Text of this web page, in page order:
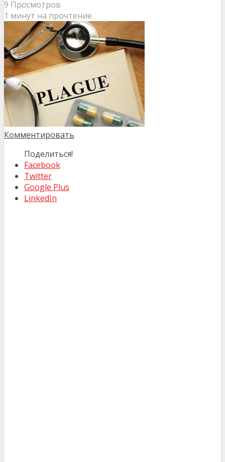
9 Просмотров
1 минут на прочтение
Комментировать
Поделиться!
Facebook
Twitter
Google Plus
LinkedIn